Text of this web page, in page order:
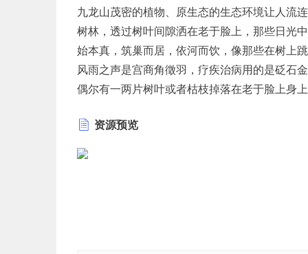
九龙山茂密的植物、原生态的生态环境让人流
树林，透过树叶间隙洒在老于脸上，那些日光
始本真，筑巢而居，依河而饮，像那些在树上
风雨之声是宫商角徵羽，疗疾治病用的是砭石
偶尔有一两片树叶或者枯枝掉落在老于脸上身
来更浓烈清新，山中不知来历的清越声音和清
雨泽万物，阴阳互根，这是自然的奥义，简单
资源预览